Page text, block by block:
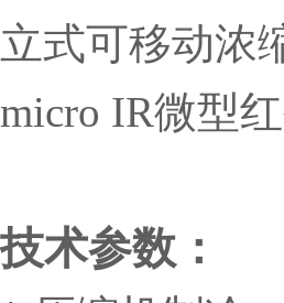
立式可移动浓
micro IR微型
技术参数：